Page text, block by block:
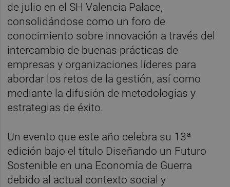
de julio en el SH Valencia Palace,
consolidándose como un foro de
conocimiento sobre innovación a través del
intercambio de buenas prácticas de
empresas y organizaciones líderes para
abordar los retos de la gestión, así como
mediante la difusión de metodologías y
estrategias de éxito.
Un evento que este año celebra su 13ª
edición bajo el título Diseñando un Futuro
Sostenible en una Economía de Guerra
debido al actual contexto social y